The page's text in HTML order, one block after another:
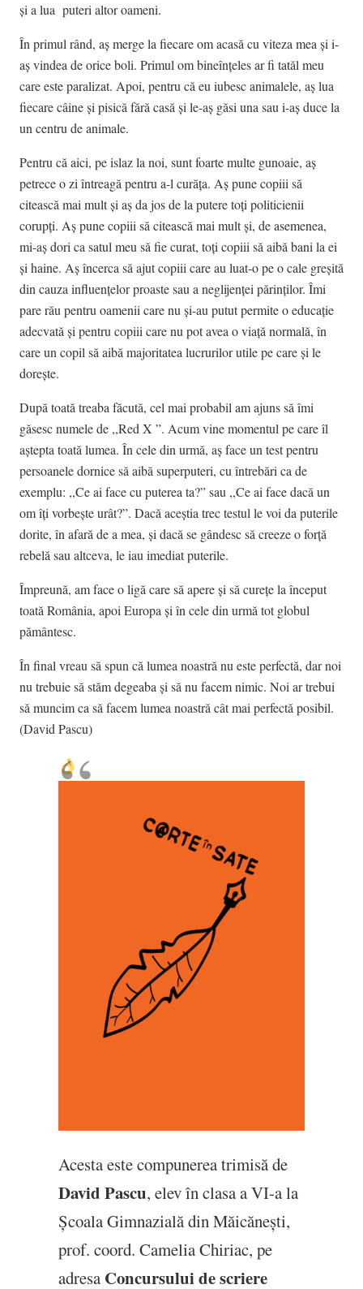
și a lua puteri altor oameni.
În primul rând, aș merge la fiecare om acasă cu viteza mea și i-
aș vindea de orice boli. Primul om bineînțeles ar fi tatăl meu
care este paralizat. Apoi, pentru că eu iubesc animalele, aș lua
fiecare câine și pisică fără casă și le-aș găsi una sau i-aș duce la
un centru de animale.
Pentru că aici, pe islaz la noi, sunt foarte multe gunoaie, aș
petrece o zi întreagă pentru a-l curăța. Aș pune copiii să
citească mai mult și aș da jos de la putere toți politicienii
corupți. Aș pune copiii să citească mai mult și, de asemenea,
mi-aș dori ca satul meu să fie curat, toți copiii să aibă bani la ei
și haine. Aș încerca să ajut copiii care au luat-o pe o cale greșită
din cauza influențelor proaste sau a neglijenței părinților. Îmi
pare rău pentru oamenii care nu și-au putut permite o educație
adecvată și pentru copiii care nu pot avea o viață normală, în
care un copil să aibă majoritatea lucrurilor utile pe care și le
dorește.
După toată treaba făcută, cel mai probabil am ajuns să îmi
găsesc numele de ,,Red X ”. Acum vine momentul pe care îl
aștepta toată lumea. În cele din urmă, aș face un test pentru
persoanele dornice să aibă superputeri, cu întrebări ca de
exemplu: ,,Ce ai face cu puterea ta?” sau ,,Ce ai face dacă un
om îți vorbește urât?”. Dacă aceștia trec testul le voi da puterile
dorite, în afară de a mea, și dacă se gândesc să creeze o forță
rebelă sau altceva, le iau imediat puterile.
Împreună, am face o ligă care să apere și să curețe la început
toată România, apoi Europa și în cele din urmă tot globul
pământesc.
În final vreau să spun că lumea noastră nu este perfectă, dar noi
nu trebuie să stăm degeaba și să nu facem nimic. Noi ar trebui
să muncim ca să facem lumea noastră cât mai perfectă posibil.
(David Pascu)
Acesta este compunerea trimisă de
David Pascu, elev în clasa a VI-a la
Școala Gimnazială din Măicănești,
prof. coord. Camelia Chiriac, pe
adresa Concursului de scriere